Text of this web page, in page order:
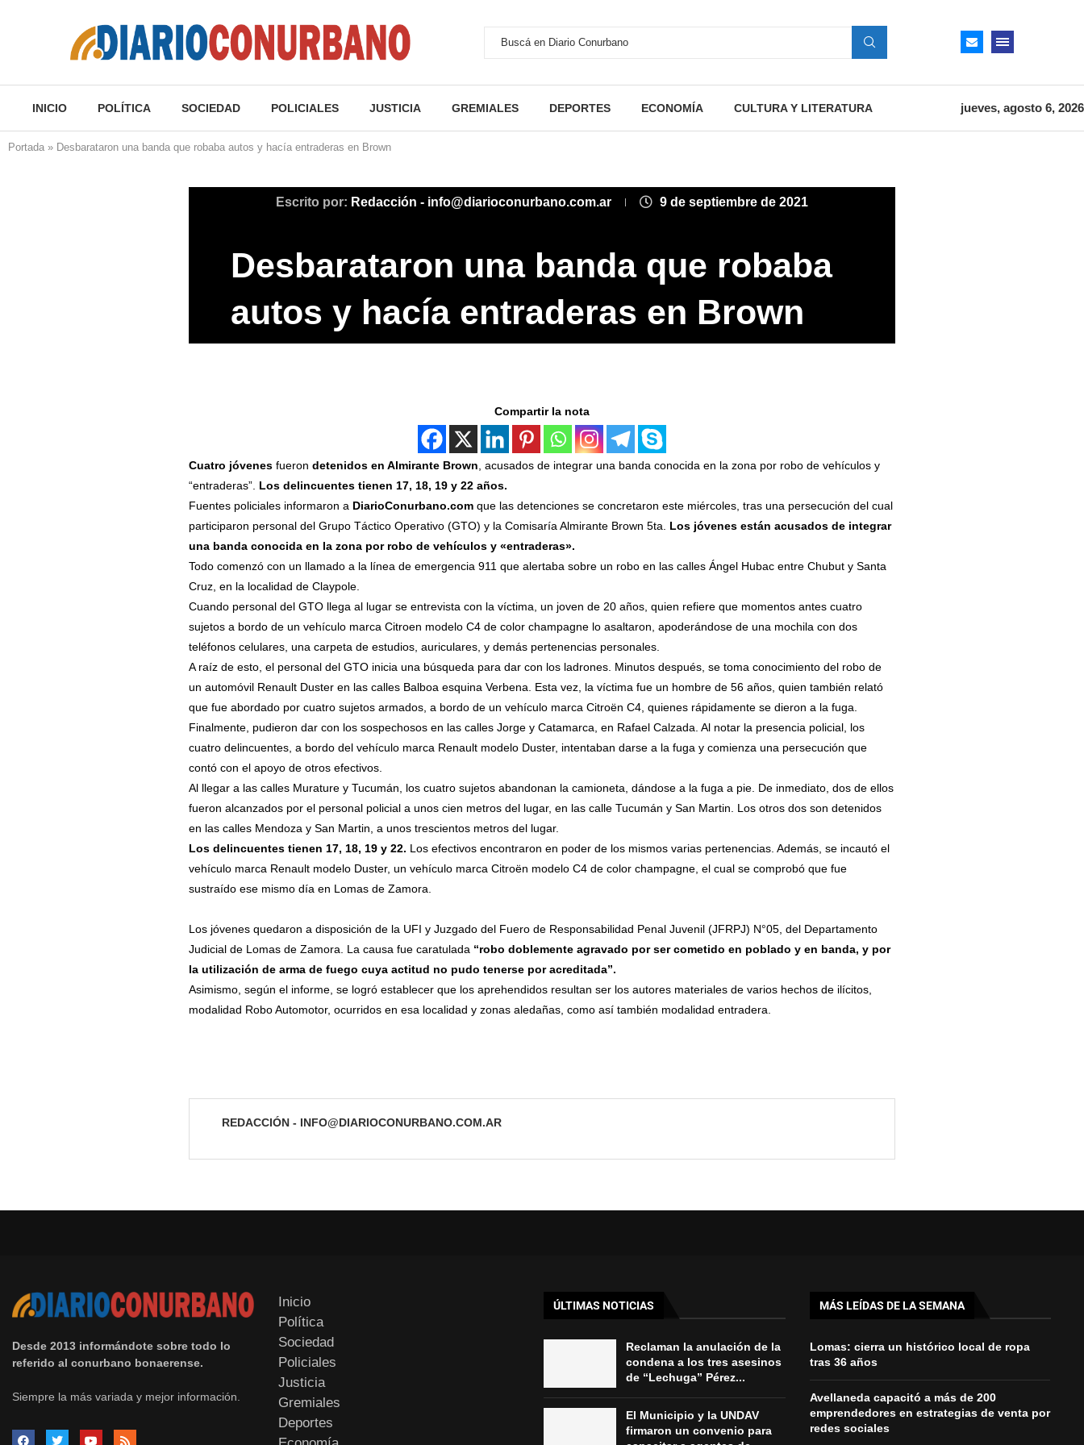
INICIO POLÍTICA SOCIEDAD POLICIALES JUSTICIA GREMIALES DEPORTES ECONOMÍA CULTURA Y LITERATURA jueves, agosto 6, 2026
Portada » Desbarataron una banda que robaba autos y hacía entraderas en Brown
Escrito por: Redacción - info@diarioconurbano.com.ar 9 de septiembre de 2021
Desbarataron una banda que robaba
autos y hacía entraderas en Brown
Compartir la nota
Cuatro jóvenes fueron detenidos en Almirante Brown , acusados de integrar una banda conocida en la zona por robo de vehículos y
“entraderas”. Los delincuentes tienen 17, 18, 19 y 22 años.
Fuentes policiales informaron a DiarioConurbano.comque las detenciones se concretaron este miércoles, tras una persecución del cual
participaron personal del Grupo Táctico Operativo (GTO) y la Comisaría Almirante Brown 5ta.
Los jóvenes están acusados de integrar
una banda conocida en la zona por robo de vehículos y «entraderas».
Todo comenzó con un llamado a la línea de emergencia 911 que alertaba sobre un robo en las calles Ángel Hubac entre Chubut y Santa
Cruz, en la localidad de Claypole.
Cuando personal del GTO llega al lugar se entrevista con la víctima, un joven de 20 años, quien refiere que momentos antes cuatro
sujetos a bordo de un vehículo marca Citroen modelo C4 de color champagne lo asaltaron, apoderándose de una mochila con dos
teléfonos celulares, una carpeta de estudios, auriculares, y demás pertenencias personales.
A raíz de esto, el personal del GTO inicia una búsqueda para dar con los ladrones. Minutos después, se toma conocimiento del robo de
un automóvil Renault Duster en las calles Balboa esquina Verbena. Esta vez, la víctima fue un hombre de 56 años, quien también relató
que fue abordado por cuatro sujetos armados, a bordo de un vehículo marca Citroën C4, quienes rápidamente se dieron a la fuga.
Finalmente, pudieron dar con los sospechosos en las calles Jorge y Catamarca, en Rafael Calzada. Al notar la presencia policial, los
cuatro delincuentes, a bordo del vehículo marca Renault modelo Duster, intentaban darse a la fuga y comienza una persecución que
contó con el apoyo de otros efectivos.
Al llegar a las calles Murature y Tucumán, los cuatro sujetos abandonan la camioneta, dándose a la fuga a pie. De inmediato, dos de ellos
fueron alcanzados por el personal policial a unos cien metros del lugar, en las calle Tucumán y San Martin. Los otros dos son detenidos
en las calles Mendoza y San Martin, a unos trescientos metros del lugar.
Los delincuentes tienen 17, 18, 19 y 22. Los efectivos encontraron en poder de los mismos varias pertenencias. Además, se incautó el
vehículo marca Renault modelo Duster, un vehículo marca Citroën modelo C4 de color champagne, el cual se comprobó que fue
sustraído ese mismo día en Lomas de Zamora.
Los jóvenes quedaron a disposición de la UFI y Juzgado del Fuero de Responsabilidad Penal Juvenil (JFRPJ) N°05, del Departamento
Judicial de Lomas de Zamora. La causa fue caratulada “robo doblemente agravado por ser cometido en poblado y en banda, y por
la utilización de arma de fuego cuya actitud no pudo tenerse por acreditada”.
Asimismo, según el informe, se logró establecer que los aprehendidos resultan ser los autores materiales de varios hechos de ilícitos,
modalidad Robo Automotor, ocurridos en esa localidad y zonas aledañas, como así también modalidad entradera.
REDACCIÓN - INFO@DIARIOCONURBANO.COM.AR
Desde 2013 informándote sobre todo lo
referido al conurbano bonaerense.
Siempre la más variada y mejor información.
Inicio
Política
Sociedad
Policiales
Justicia
Gremiales
Deportes
ÚLTIMAS NOTICIAS
Reclaman la anulación de la
condena a los tres asesinos
de “Lechuga” Pérez...
El Municipio y la UNDAV
firmaron un convenio para
MÁS LEÍDAS DE LA SEMANA
Lomas: cierra un histórico local de ropa
tras 36 años
Avellaneda capacitó a más de 200
emprendedores en estrategias de venta por
redes sociales